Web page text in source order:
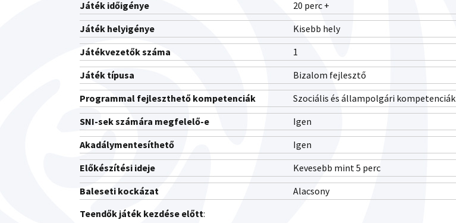
Játék időigénye
20 perc +
Játék helyigénye
Kisebb hely
Játékvezetők száma
1
Játék típusa
Bizalom fejlesztő
Programmal fejleszthető kompetenciák
Szociális és állampolgári kompetenciák
SNI-sek számára megfelelő-e
Igen
Akadálymentesíthető
Igen
Előkészítési ideje
Kevesebb mint 5 perc
Baleseti kockázat
Alacsony
Teendők játék kezdése előtt: